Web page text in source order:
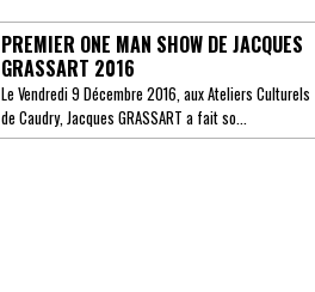
PREMIER ONE MAN SHOW DE JACQUES
GRASSART 2016
Le Vendredi 9 Décembre 2016, aux Ateliers Culturels
de Caudry, Jacques GRASSART a fait so...